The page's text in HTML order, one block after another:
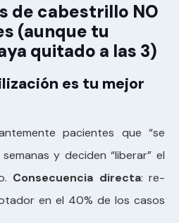
de cabestrillo NO
(aunque tu
quitado a las 3)
es tu mejor
pacientes que “se
y deciden “liberar” el
Consecuencia directa: re-
en el 40% de los casos